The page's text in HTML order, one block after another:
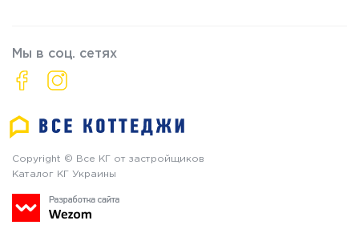
Мы в соц. сетях
Copyright © Все КГ от застройщиков
Каталог КГ Украины